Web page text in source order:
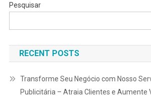
Pesquisar
RECENT POSTS
Transforme Seu Negócio com Nosso
Publicitária – Atraia Clientes e Aumente